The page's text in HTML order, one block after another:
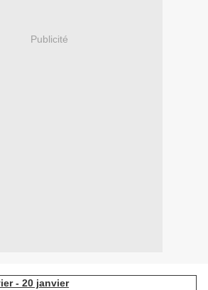
Publicité
- 20 janvier